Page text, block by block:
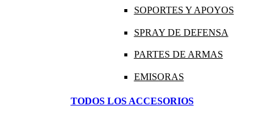
SOPORTES Y APOYOS
SPRAY DE DEFENSA
PARTES DE ARMAS
EMISORAS
TODOS LOS ACCESORIOS